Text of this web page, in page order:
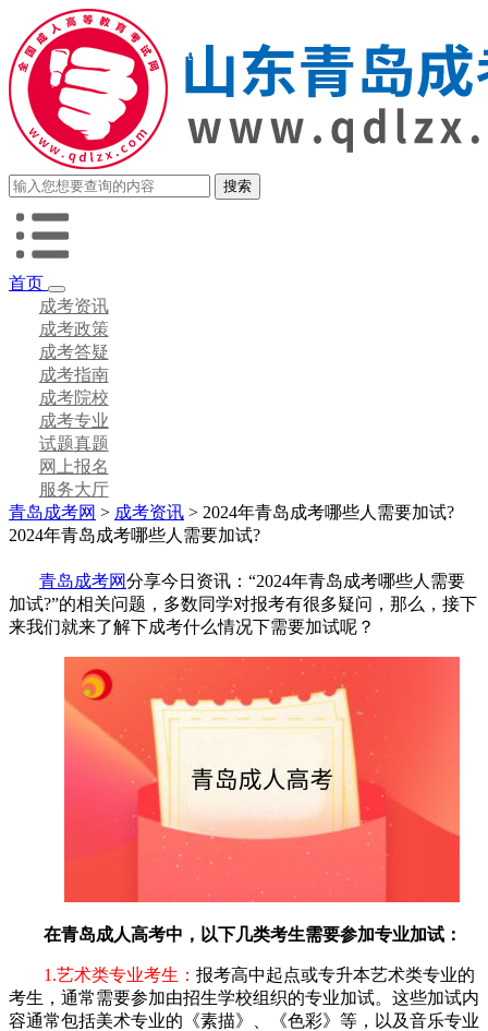
首页
成考资讯
成考政策
成考答疑
成考指南
成考院校
成考专业
试题真题
网上报名
服务大厅
青岛成考网 > 成考资讯 > 2024年青岛成考哪些人需要加试?
2024年青岛成考哪些人需要加试?
青岛成考网分享今日资讯：“2024年青岛成考哪些人需要
加试?”的相关问题，多数同学对报考有很多疑问，那么，接下
来我们就来了解下成考什么情况下需要加试呢 ？
在青岛成人高考中，以下几类考生需要参加专业加试：
1.艺术类专业考生： 报考高中起点或专升本艺术类专业的
考生，通常需要参加由招生学校组织的专业加试。这些加试内
容通常包括美术专业的《素描》、《色彩》等，以及音乐专业